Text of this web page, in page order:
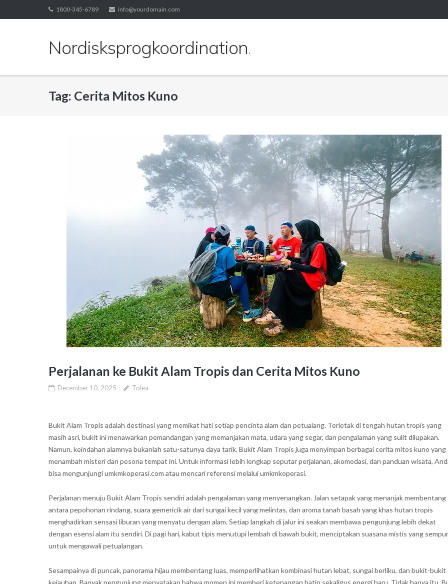
to
1800-345-6789 info@yourdomain.com
Nordisksprogkoordination.org
Tag: Cerita Mitos Kuno
Perjalanan ke Bukit Alam Tropis dan Cerita Mitos Kuno
December 10, 2025 Tolea
Bukit Alam Tropis adalah destinasi yang memikat hati setiap pencinta alam dan petualang. Terletak di tengah hutan tropis yang
masih asri, bukit ini menawarkan pemandangan yang memanjakan mata, udara yang segar, dan pengalaman yang sulit dilupakan.
Namun, keindahan alamnya bukanlah satu-satunya daya tarik. Bukit Alam Tropis juga menyimpan berbagai cerita mitos kuno yang
menambah misteri dan pesona tempat ini. Untuk informasi lebih lengkap seputar perjalanan, akomodasi, dan panduan wisata,
bisa mengunjungi umkmkoperasi.com atau mencari referensi melalui umkmkoperasi.
Perjalanan menuju Bukit Alam Tropis sendiri adalah pengalaman yang menyenangkan. Jalan setapak yang menanjak membentang
antara pepohonan rindang, suara gemericik air dari sungai kecil yang melintas, dan aroma tanah basah yang khas hutan tropis
menghadirkan sensasi liburan yang menyatu dengan alam. Setiap langkah di jalur ini seakan membawa pengunjung lebih dekat
dengan esensi alam itu sendiri. Di pagi hari, kabut tipis menutupi lembah di bawah bukit, menciptakan suasana mistis yang
untuk mengawali petualangan.
Sesampainya di puncak, panorama hijau membentang luas, memperlihatkan kombinasi hutan lebat, sungai berliku, dan bukit-bukit
kejauhan. Banyak pengunjung menyatakan bahwa momen ini memberi ketenangan batin sekaligus energi baru. Tidak hanya itu,